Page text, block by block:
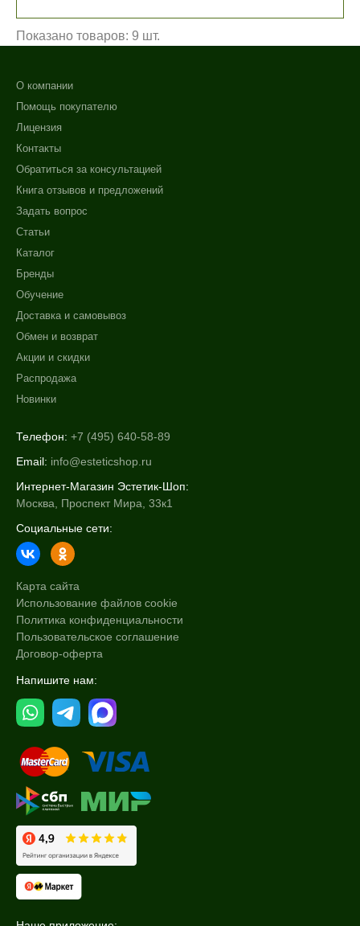
Показано товаров: 9 шт.
О компании
Помощь покупателю
Лицензия
Контакты
Обратиться за консультацией
Книга отзывов и предложений
Задать вопрос
Статьи
Каталог
Бренды
Обучение
Доставка и самовывоз
Обмен и возврат
Акции и скидки
Распродажа
Новинки
Телефон: +7 (495) 640-58-89
Email: info@esteticshop.ru
Интернет-Магазин Эстетик-Шоп:
Москва, Проспект Мира, 33к1
Социальные сети:
Карта сайта
Использование файлов cookie
Политика конфиденциальности
Пользовательское соглашение
Договор-оферта
Напишите нам: